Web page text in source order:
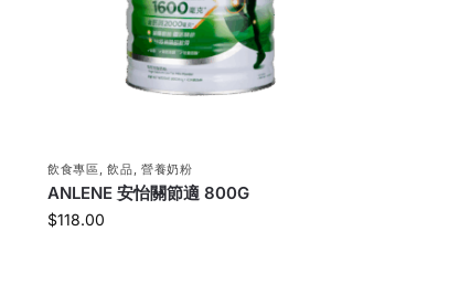
飲食專區 ,飲品 ,營養奶粉
ANLENE 安怡關節適 800G
$118.00